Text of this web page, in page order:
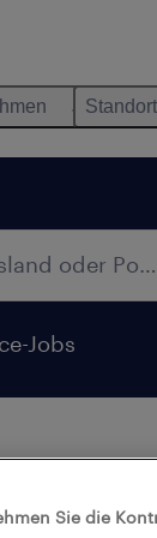
Jobs
Filtern
Sie die